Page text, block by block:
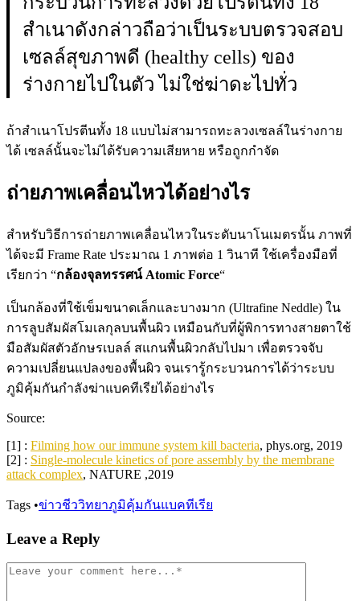
สำเนาดังกล่าวถือว่าเป็นระบบตรวจสอบ
เซลล์สุขภาพดี (healthy cells) ของ
ร่างกายไปในตัว ไม่ใช่ฆ่าดะไปทั่ว
ถ้าสำเนาโปรตีนทั้ง 18 แบบไม่สามารถทะลวงเซลล์ในร่างกาย
ได้ เซลล์นั้นจะไม่ได้รับความเสียหาย หรือถูกกำจัด
ถ่ายภาพเคลื่อนไหวได้อย่างไร
สำหรับวิธีการถ่ายภาพเคลื่อนไหวในระดับนาโนเมตรนั้น ภาพที่
ได้จะมี Frame Rate ประมาณ 1 ภาพต่อ 1 วินาที ใช้เครื่องมือที่
เรียกว่า “กล้องจุลทรรศน์ Atomic Force“
เป็นกล้องที่ใช้เข็มขนาดเล็กและบางมาก (Ultrafine Neddle) ใน
การลูบสัมผัสโมเลกุลบนพื้นผิว เหมือนกับที่ผู้พิการทางสายตาใช้
มือสัมผัสตัวอักษรเบลล์ สแกนพื้นผิวกลับไปมา เพื่อตรวจจับ
ความเปลี่ยนแปลงของพื้นผิว จนเรารู้กระบวนการได้ว่าระบบ
ภูมิคุ้มกันกำลังฆ่าแบคทีเรียได้อย่างไร
Source:
[1] : Filming how our immune system kill bacteria, phys.org, 2019
[2] : Single-molecule kinetics of pore assembly by the membrane
attack complex, NATURE ,2019
Tags •ข่าวชีววิทยาภูมิคุ้มกันแบคทีเรีย
Leave a Reply